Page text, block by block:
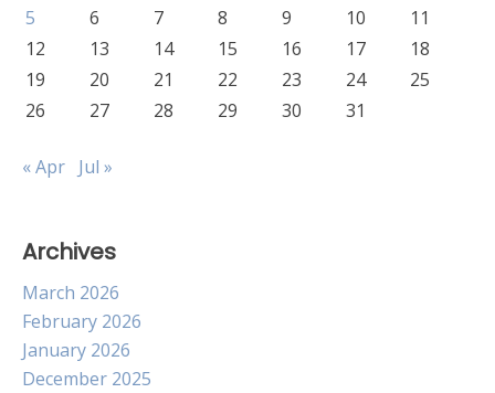
5
6 7 8 9 10
11
12
13 14 15 16 17
18
19
20 21 22 23 24
25
26
27 28 29 30 31
« Apr Jul »
Archives
March 2026
February 2026
January 2026
December 2025